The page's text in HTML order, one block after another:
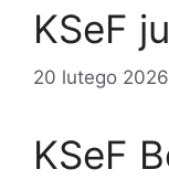
KSeF
20 lutego 2026
KSeF